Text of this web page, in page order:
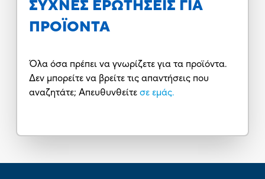
ΣΥΧΝΕΣ ΕΡΩΤΗΣΕΙΣ ΓΙΑ
ΠΡΟΪΟΝΤΑ
Όλα όσα πρέπει να γνωρίζετε για τα προϊόντα.
Δεν μπορείτε να βρείτε τις απαντήσεις που
αναζητάτε; Απευθυνθείτε σε εμάς.